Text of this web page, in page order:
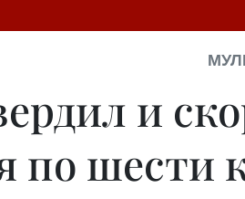
и
по шести